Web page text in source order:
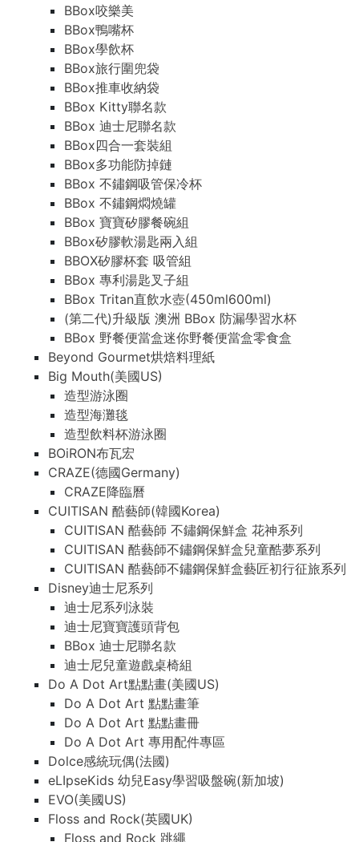
BBox咬樂美
BBox鴨嘴杯
BBox學飲杯
BBox旅行圍兜袋
BBox推車收納袋
BBox Kitty聯名款
BBox 迪士尼聯名款
BBox四合一套裝組
BBox多功能防掉鏈
BBox 不鏽鋼吸管保冷杯
BBox 不鏽鋼燜燒罐
BBox 寶寶矽膠餐碗組
BBox矽膠軟湯匙兩入組
BBOX矽膠杯套 吸管組
BBox 專利湯匙叉子組
BBox Tritan直飲水壺(450ml600ml)
(第二代)升級版 澳洲 BBox 防漏學習水杯
BBox 野餐便當盒迷你野餐便當盒零食盒
Beyond Gourmet烘焙料理紙
Big Mouth(美國US)
造型游泳圈
造型海灘毯
造型飲料杯游泳圈
BOiRON布瓦宏
CRAZE(德國Germany)
CRAZE降臨曆
CUITISAN 酷藝師(韓國Korea)
CUITISAN 酷藝師 不鏽鋼保鮮盒 花神系列
CUITISAN 酷藝師不鏽鋼保鮮盒兒童酷夢系列
CUITISAN 酷藝師不鏽鋼保鮮盒藝匠初行征旅系列
Disney迪士尼系列
迪士尼系列泳裝
迪士尼寶寶護頭背包
BBox 迪士尼聯名款
迪士尼兒童遊戲桌椅組
Do A Dot Art點點畫(美國US)
Do A Dot Art 點點畫筆
Do A Dot Art 點點畫冊
Do A Dot Art 專用配件專區
Dolce感統玩偶(法國)
eLIpseKids 幼兒Easy學習吸盤碗(新加坡)
EVO(美國US)
Floss and Rock(英國UK)
Floss and Rock 跳繩
BBox咬樂美
BBox鴨嘴杯
BBox學飲杯
BBox旅行圍兜袋
BBox推車收納袋
BBox Kitty聯名款
BBox 迪士尼聯名款
BBox四合一套裝組
BBox多功能防掉鏈
BBox 不鏽鋼吸管保冷杯
BBox 不鏽鋼燜燒罐
BBox 寶寶矽膠餐碗組
BBox矽膠軟湯匙兩入組
BBOX矽膠杯套 吸管組
BBox 專利湯匙叉子組
BBox Tritan直飲水壺(450ml600ml)
(第二代)升級版 澳洲 BBox 防漏學習水杯
BBox 野餐便當盒迷你野餐便當盒零食盒
Beyond Gourmet烘焙料理紙
Big Mouth(美國US)
造型游泳圈
造型海灘毯
造型飲料杯游泳圈
BOiRON布瓦宏
CRAZE(德國Germany)
CRAZE降臨曆
CUITISAN 酷藝師(韓國Korea)
CUITISAN 酷藝師 不鏽鋼保鮮盒 花神系列
CUITISAN 酷藝師不鏽鋼保鮮盒兒童酷夢系列
CUITISAN 酷藝師不鏽鋼保鮮盒藝匠初行征旅系列
Disney迪士尼系列
迪士尼系列泳裝
迪士尼寶寶護頭背包
BBox 迪士尼聯名款
迪士尼兒童遊戲桌椅組
Do A Dot Art點點畫(美國US)
Do A Dot Art 點點畫筆
Do A Dot Art 點點畫冊
Do A Dot Art 專用配件專區
Dolce感統玩偶(法國)
eLIpseKids 幼兒Easy學習吸盤碗(新加坡)
EVO(美國US)
Floss and Rock(英國UK)
Floss and Rock 跳繩